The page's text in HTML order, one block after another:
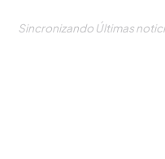
Sincronizando Últimas